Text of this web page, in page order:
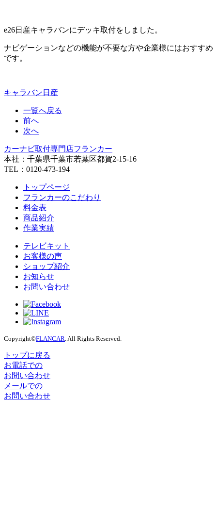
e26日産キャラバンにデッキ取付をしました。
ナビゲーションなどの機能が不要な方や企業様にはおすすめ
です。
キャラバン 日産
一覧へ戻る
前へ
次へ
カーナビ取付専⾨店フランカー
本社：千葉県千葉市若葉区都賀2-15-16
TEL：0120-473-194
トップページ
フランカーのこだわり
料金表
商品紹介
作業実績
テレビキット
お客様の声
ショップ紹介
お知らせ
お問い合わせ
Copyright©FLANCAR. All Rights Reserved.
トップに戻る
お電話での
お問い合わせ
メールでの
お問い合わせ